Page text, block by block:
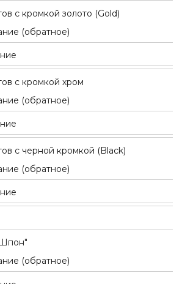
c кромкой золото (Gold)
(обратное)
c кромкой хром
(обратное)
c черной кромкой (Black)
(обратное)
(обратное)